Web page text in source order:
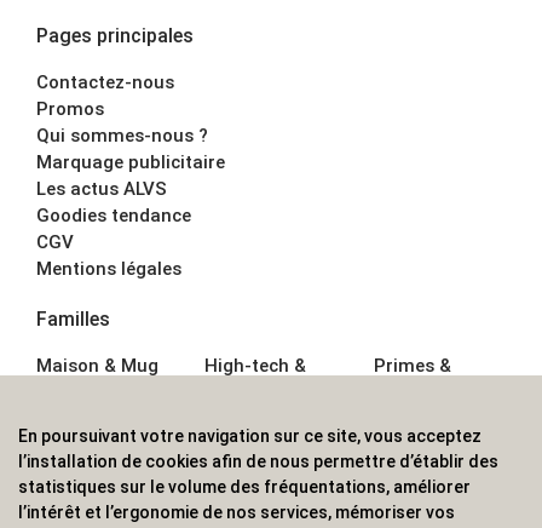
Pages principales
Contactez-nous
Promos
Qui sommes-nous ?
Marquage publicitaire
Les actus ALVS
Goodies tendance
CGV
Mentions légales
Familles
Maison & Mug
Écriture
Bagagerie sacs
High-tech &
Sport &
Outdoor
Enfant
Primes &
Boisson
Textile &
Casquette
En poursuivant votre navigation sur ce site, vous acceptez
l’installation de cookies afin de nous permettre d’établir des
statistiques sur le volume des fréquentations, améliorer
l’intérêt et l’ergonomie de nos services, mémoriser vos